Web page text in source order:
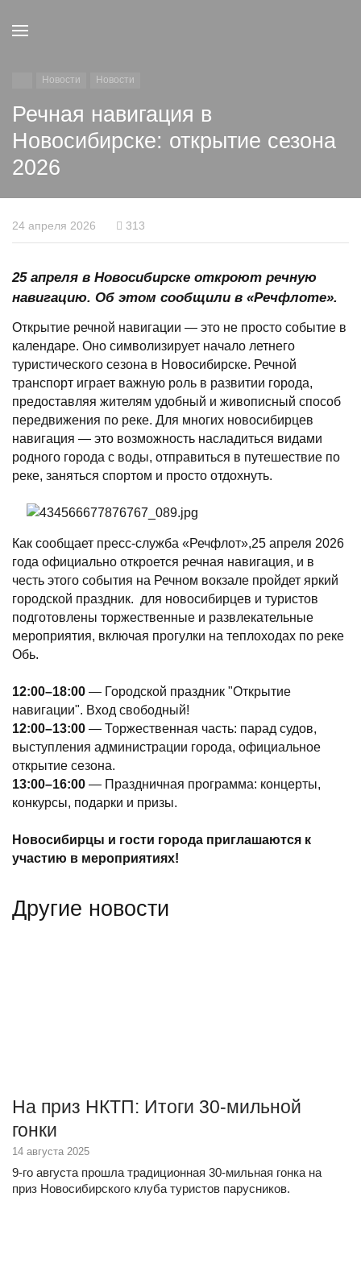
Новости Новости
Речная навигация в
Новосибирске: открытие сезона
2026
24 апреля 2026 313
25 апреля в Новосибирске откроют речную
навигацию. Об этом сообщили в «Речфлоте».
Открытие речной навигации — это не просто событие в
календаре. Оно символизирует начало летнего
туристического сезона в Новосибирске. Речной
транспорт играет важную роль в развитии города,
предоставляя жителям удобный и живописный способ
передвижения по реке. Для многих новосибирцев
навигация — это возможность насладиться видами
родного города с воды, отправиться в путешествие по
реке, заняться спортом и просто отдохнуть.
Как сообщает пресс-служба «Речфлот»,25 апреля 2026
года официально откроется речная навигация, и в
честь этого события на Речном вокзале пройдет яркий
городской праздник. для новосибирцев и туристов
подготовлены торжественные и развлекательные
мероприятия, включая прогулки на теплоходах по реке
Обь.
12:00–18:00 — Городской праздник "Открытие
навигации". Вход свободный!
12:00–13:00 — Торжественная часть: парад судов,
выступления администрации города, официальное
открытие сезона.
13:00–16:00 — Праздничная программа: концерты,
конкурсы, подарки и призы.
Новосибирцы и гости города приглашаются к
участию в мероприятиях!
Другие новости
На приз НКТП: Итоги 30-мильной
гонки
14 августа 2025
9-го августа прошла традиционная 30-мильная гонка на
приз Новосибирского клуба туристов парусников.